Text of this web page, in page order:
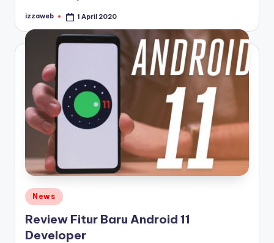
Posted
izzaweb 1 April 2020
Posted
in
News
Review Fitur Baru Android 11
Developer